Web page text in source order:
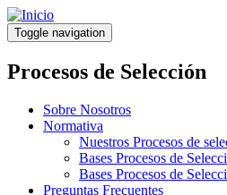
Pasar
al
contenido
principal
Toggle navigation
Procesos de Selección
Sobre Nosotros
Normativa
Nuestros Procesos de
Bases Procesos de
Bases Procesos de
Preguntas Frecuentes